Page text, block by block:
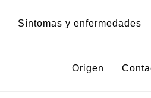
Síntomas y enfermedades
Origen